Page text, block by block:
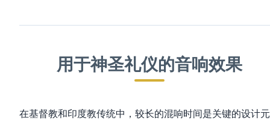
用于神圣礼仪的音响效果
在基督教和印度教传统中，较长的混响时间是关键的设计元